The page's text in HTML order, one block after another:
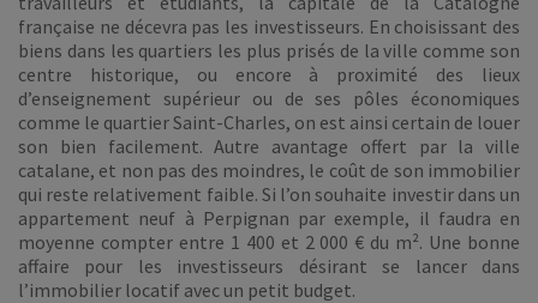
française ne décevra pas les investisseurs. En choisissant des
biens dans les quartiers les plus prisés de la ville comme son
centre historique, ou encore à proximité des lieux
d’enseignement supérieur ou de ses pôles économiques
comme le quartier Saint-Charles, on est ainsi certain de louer
son bien facilement. Autre avantage offert par la ville
catalane, et non pas des moindres, le coût de son immobilier
qui reste relativement faible. Si l’on souhaite investir dans un
appartement neuf à Perpignan par exemple, il faudra en
moyenne compter entre 1 400 et 2 000 € du m². Une bonne
affaire pour les investisseurs désirant se lancer dans
l’immobilier locatif avec un petit budget.